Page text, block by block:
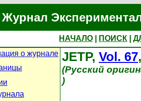
Журнал
НАЧАЛО ПОИСК
о журнале JETP, Vol. 67
(Русский
)